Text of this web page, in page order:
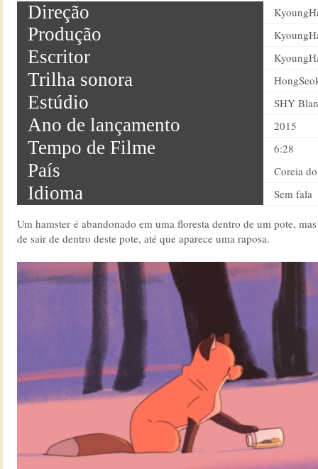
Direção
Produção
Escritor
Trilha sonora
Estúdio SHY
Ano de lançamento 2015
Tempo de Filme 6:28
País Coreia
Idioma Sem fala
Um hamster é abandonado em uma floresta dentro de um pote,
de sair de dentro deste pote, até que aparece uma raposa.